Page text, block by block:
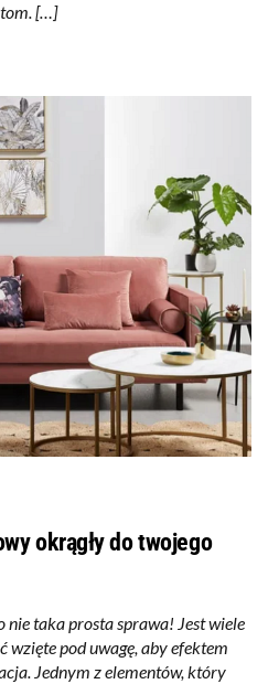
[…]
okrągły do twojego
taka prosta sprawa! Jest wiele
wzięte pod uwagę, aby efektem
Jednym z elementów, który